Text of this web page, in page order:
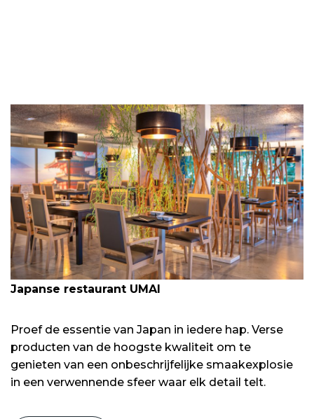
Japanse restaurant UMAI
Proef de essentie van Japan in iedere hap. Verse
producten van de hoogste kwaliteit om te
genieten van een onbeschrijfelijke smaakexplosie
in een verwennende sfeer waar elk detail telt.